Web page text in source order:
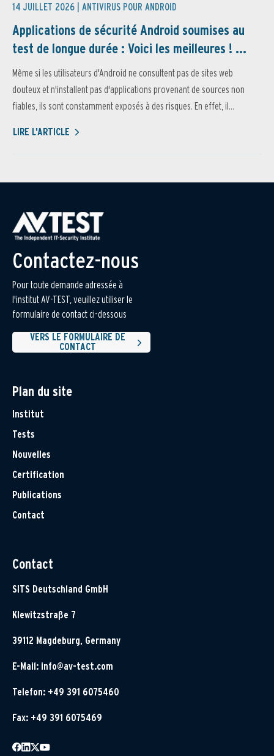
14 JUILLET 2026 | ANTIVIRUS POUR ANDROID
Applications de sécurité Android soumises au
test de longue durée : Voici les meilleures ! ...
Même si les utilisateurs d'Android ne consultent pas de sites web
douteux et n'installent pas d'applications provenant de sources non
fiables, ils sont constamment exposés à des risques. En effet, il...
LIRE L'ARTICLE
Contactez-nous
Pour toute demande adressée à
l'institut AV-TEST, veuillez utiliser le
formulaire de contact ci-dessous
VERS LE FORMULAIRE DE
CONTACT
Plan du site
Institut
Tests
Nouvelles
Certification
Publications
Contact
Contact
SITS Deutschland GmbH
Klewitzstraße 7
39112 Magdeburg, Germany
E-Mail: info@av-test.com
Telefon: +49 391 6075460
Fax: +49 391 6075469